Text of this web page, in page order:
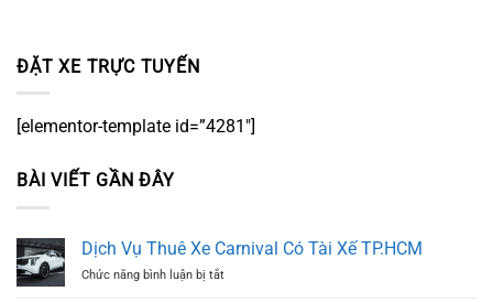
ĐẶT XE TRỰC TUYẾN
[elementor-template id=”4281″]
BÀI VIẾT GẦN ĐÂY
Dịch Vụ Thuê Xe Carnival Có Tài Xế TP.HCM
Chức năng bình luận bị tắtở